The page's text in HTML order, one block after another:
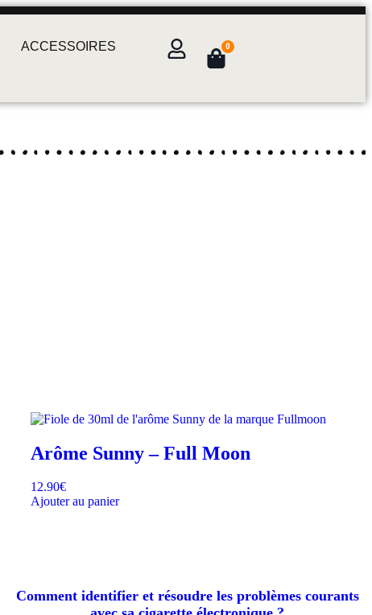
ACCESSOIRES 0
Arôme Sunny – Full Moon
12.90€
Ajouter au panier
Comment identifier et résoudre les problèmes courants